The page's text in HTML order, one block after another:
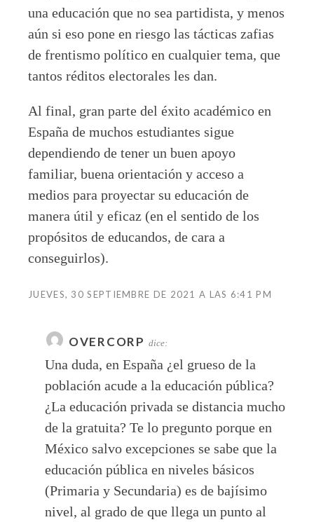
una educación que no sea partidista, y menos
aún si eso pone en riesgo las tácticas zafias
de frentismo político en cualquier tema, que
tantos réditos electorales les dan.
Al final, gran parte del éxito académico en
España de muchos estudiantes sigue
dependiendo de tener un buen apoyo
familiar, buena orientación y acceso a
medios para proyectar su educación de
manera útil y eficaz (en el sentido de los
propósitos de educandos, de cara a
conseguirlos).
JUEVES, 30 SEPTIEMBRE DE 2021 A LAS 6:41 PM
OVERCORP dice:
Una duda, en España ¿el grueso de la
población acude a la educación pública?
¿La educación privada se distancia mucho
de la gratuita? Te lo pregunto porque en
México salvo excepciones se sabe que la
educación pública en niveles básicos
(Primaria y Secundaria) es de bajísimo
nivel, al grado de que llega un punto al